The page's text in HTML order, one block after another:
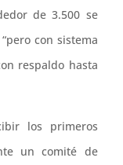
de 3.500 se
con sistema
respaldo hasta
los primeros
un comité de